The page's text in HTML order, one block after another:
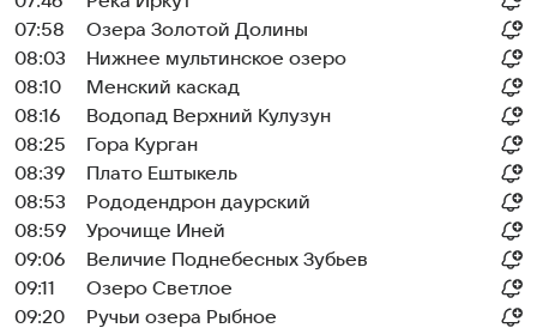
07:58
Озера Золотой Долины
08:03
Нижнее мультинское озеро
08:10
Менский каскад
08:16
Водопад Верхний Кулузун
08:25
Гора Курган
08:39
Плато Ештыкель
08:53
Рододендрон даурский
08:59
Урочище Иней
09:06
Величие Поднебесных Зубьев
09:11
Озеро Светлое
09:20
Ручьи озера Рыбное